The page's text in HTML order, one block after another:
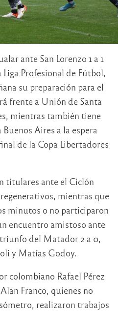
ante San Lorenzo 1 a 1
Profesional de Fútbol,
su preparación para el
frente a Unión de Santa
mientras también tiene
Aires a la espera
de la Copa Libertadores
titulares ante el Ciclón
mientras que
minutos o no participaron
encuentro amistoso ante
del Matador 2 a 0,
y Matías Godoy.
colombiano Rafael Pérez
Franco, quienes no
realizaron trabajos